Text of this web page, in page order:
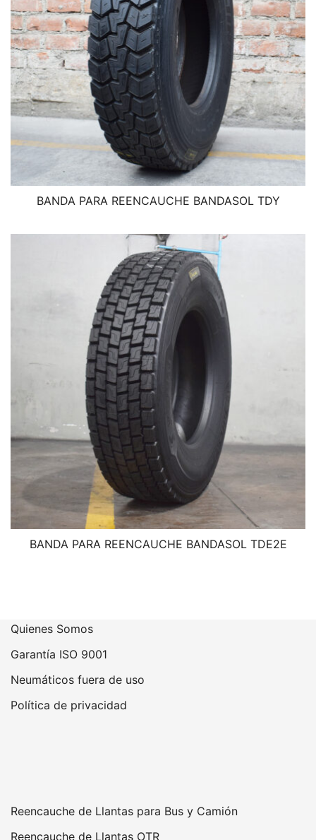
BANDA PARA REENCAUCHE BANDASOL TDY
BANDA PARA REENCAUCHE BANDASOL TDE2E
Quienes Somos
Garantía ISO 9001
Neumáticos fuera de uso
Política de privacidad
Reencauche de Llantas para Bus y Camión
Reencauche de Llantas OTR